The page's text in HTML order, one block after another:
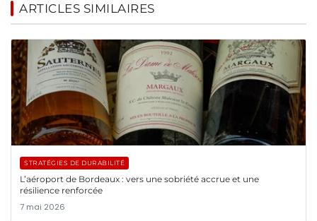
ARTICLES SIMILAIRES
STRATÉGIES DE DURABILITÉ
L’aéroport de Bordeaux : vers une sobriété accrue et une
résilience renforcée
7 mai 2026